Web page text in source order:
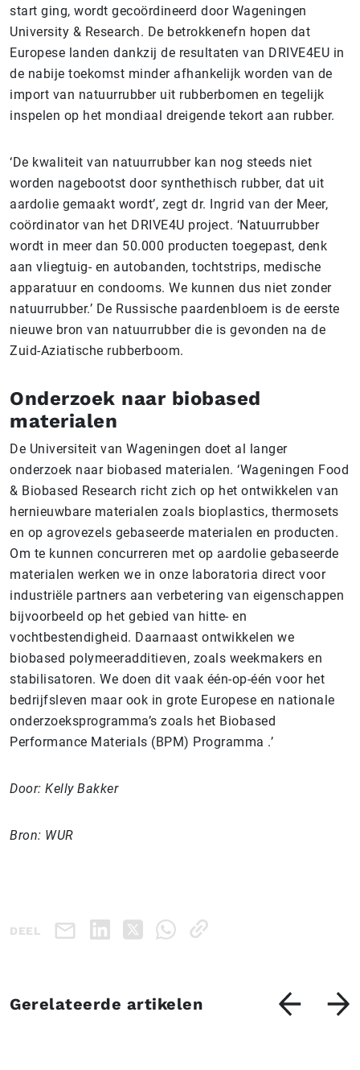
start ging, wordt gecoördineerd door Wageningen
University & Research. De betrokkenefn hopen dat
Europese landen dankzij de resultaten van DRIVE4EU in
de nabije toekomst minder afhankelijk worden van de
import van natuurrubber uit rubberbomen en tegelijk
inspelen op het mondiaal dreigende tekort aan rubber.
‘De kwaliteit van natuurrubber kan nog steeds niet
worden nagebootst door synthethisch rubber, dat uit
aardolie gemaakt wordt’, zegt dr. Ingrid van der Meer,
coördinator van het DRIVE4U project. ‘Natuurrubber
wordt in meer dan 50.000 producten toegepast, denk
aan vliegtuig- en autobanden, tochtstrips, medische
apparatuur en condooms. We kunnen dus niet zonder
natuurrubber.’ De Russische paardenbloem is de eerste
nieuwe bron van natuurrubber die is gevonden na de
Zuid-Aziatische rubberboom.
Onderzoek naar biobased
materialen
De Universiteit van Wageningen doet al langer
onderzoek naar biobased materialen. ‘Wageningen Food
& Biobased Research richt zich op het ontwikkelen van
hernieuwbare materialen zoals bioplastics, thermosets
en op agrovezels gebaseerde materialen en producten.
Om te kunnen concurreren met op aardolie gebaseerde
materialen werken we in onze laboratoria direct voor
industriële partners aan verbetering van eigenschappen
bijvoorbeeld op het gebied van hitte- en
vochtbestendigheid. Daarnaast ontwikkelen we
biobased polymeeradditieven, zoals weekmakers en
stabilisatoren. We doen dit vaak één-op-één voor het
bedrijfsleven maar ook in grote Europese en nationale
onderzoeksprogramma’s zoals het Biobased
Performance Materials (BPM) Programma .’
Door: Kelly Bakker
Bron: WUR
DEEL
Gerelateerde artikelen